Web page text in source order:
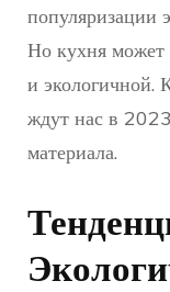
популяризации
Но кухня может
и экологичной.
ждут нас в
материала.